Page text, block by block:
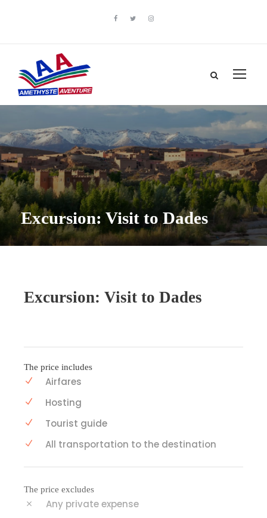
Excursion: Visit to Dades
Excursion: Visit to Dades
The price includes
Airfares
Hosting
Tourist guide
All transportation to the destination
The price excludes
Any private expense